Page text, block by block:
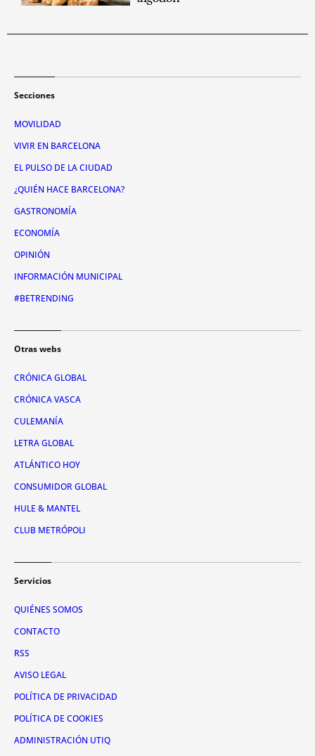
Secciones
MOVILIDAD
VIVIR EN BARCELONA
EL PULSO DE LA CIUDAD
¿QUIÉN HACE BARCELONA?
GASTRONOMÍA
ECONOMÍA
OPINIÓN
INFORMACIÓN MUNICIPAL
#BETRENDING
Otras webs
CRÓNICA GLOBAL
CRÓNICA VASCA
CULEMANÍA
LETRA GLOBAL
ATLÁNTICO HOY
CONSUMIDOR GLOBAL
HULE & MANTEL
CLUB METRÓPOLI
Servicios
QUIÉNES SOMOS
CONTACTO
RSS
AVISO LEGAL
POLÍTICA DE PRIVACIDAD
POLÍTICA DE COOKIES
ADMINISTRACIÓN UTIQ